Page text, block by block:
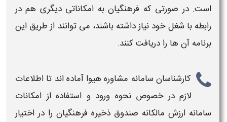
است. در صورتی که فرهنگیان به امکاناتی دیگری هم در
رابطه با شغل خود نیاز داشته باشند، می توانند از طریق این
برنامه آن ها را دریافت کنند.
کارشناسان سامانه مشاوره هیوا آماده اند تا اطلاعات
لازم در خصوص نحوه ورودو استفاده از امکانات
سامانه ارزش مالکانه صندوق ذخیره فرهنگیان را در اختیار